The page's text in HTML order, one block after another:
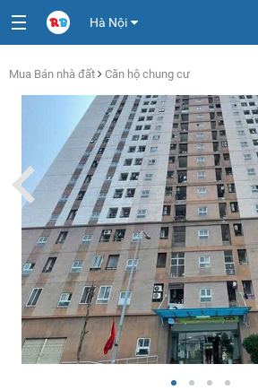
Hà Nội
Mua Bán nhà đất Căn hộ chung cư